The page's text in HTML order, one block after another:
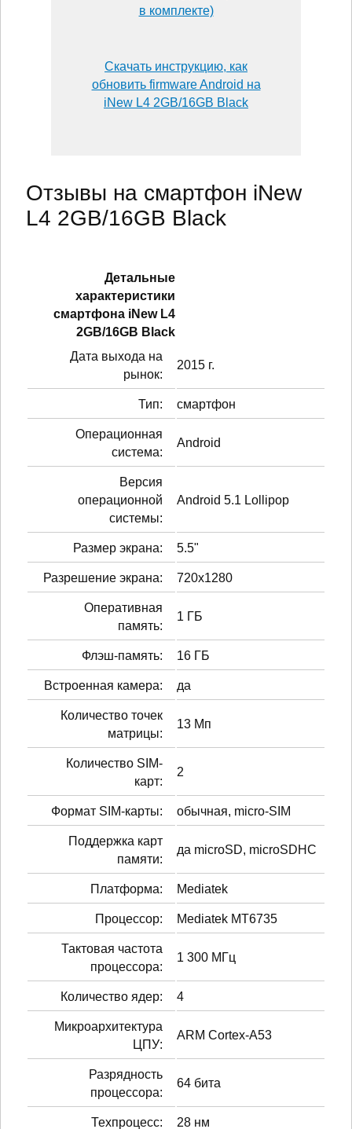
в комплекте)
Скачать инструкцию, как
обновить firmware Android на
iNew L4 2GB/16GB Black
Отзывы на смартфон iNew
L4 2GB/16GB Black
Детальные
характеристики
смартфонa iNew L4
2GB/16GB Black
Дата выхода на
рынок:
2015 г.
Тип: смартфон
Операционная
система:
Android
Версия
операционной
системы:
Android 5.1 Lollipop
Размер экрана: 5.5"
Разрешение экрана: 720x1280
Оперативная
память:
1 ГБ
Флэш-память: 16 ГБ
Встроенная камера: да
Количество точек
матрицы:
13 Мп
Количество SIM-
карт:
2
Формат SIM-карты: обычная, micro-SIM
Поддержка карт
памяти:
да microSD, microSDHC
Платформа: Mediatek
Процессор: Mediatek MT6735
Тактовая частота
процессора:
1 300 МГц
Количество ядер: 4
Микроархитектура
ЦПУ:
ARM Cortex-A53
Разрядность
процессора:
64 бита
Техпроцесс: 28 нм